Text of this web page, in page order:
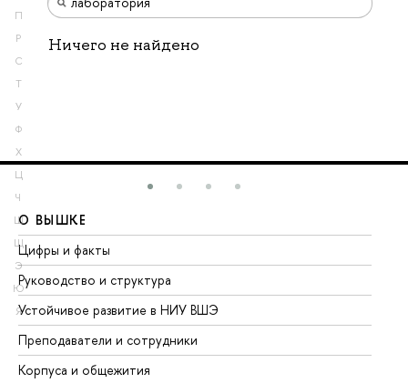
П
Р
С
Т
У
Ф
Х
Ц
Ч
Ш
Щ
Э
Ю
Я
Ничего не найдено
О ВЫШКЕ
Цифры и факты
Руководство и структура
Устойчивое развитие в НИУ ВШЭ
Преподаватели и сотрудники
Корпуса и общежития